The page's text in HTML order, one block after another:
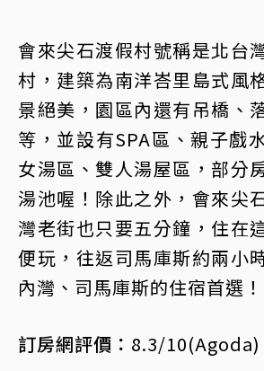
會來尖石渡假村號稱是北台
村，建築為南洋峇里島式風
景絕美，園區內還有吊橋、
等，並設有SPA區、親子戲
女湯區、雙人湯屋區，部分
湯池喔！除此之外，會來尖
灣老街也只要五分鐘，住在
便玩，往返司馬庫斯約兩小
內灣、司馬庫斯的住宿首選！
訂房網評價： 8.3/10(Agoda)